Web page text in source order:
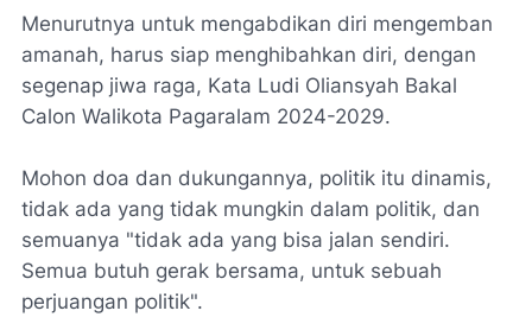
Menurutnya untuk mengabdikan diri mengemban
amanah, harus siap menghibahkan diri, dengan
segenap jiwa raga, Kata Ludi Oliansyah Bakal
Calon Walikota Pagaralam 2024-2029.
Mohon doa dan dukungannya, politik itu dinamis,
tidak ada yang tidak mungkin dalam politik, dan
semuanya "tidak ada yang bisa jalan sendiri.
Semua butuh gerak bersama, untuk sebuah
perjuangan politik".